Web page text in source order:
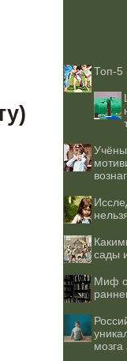
Топ-5
сады
Миф о
мозга